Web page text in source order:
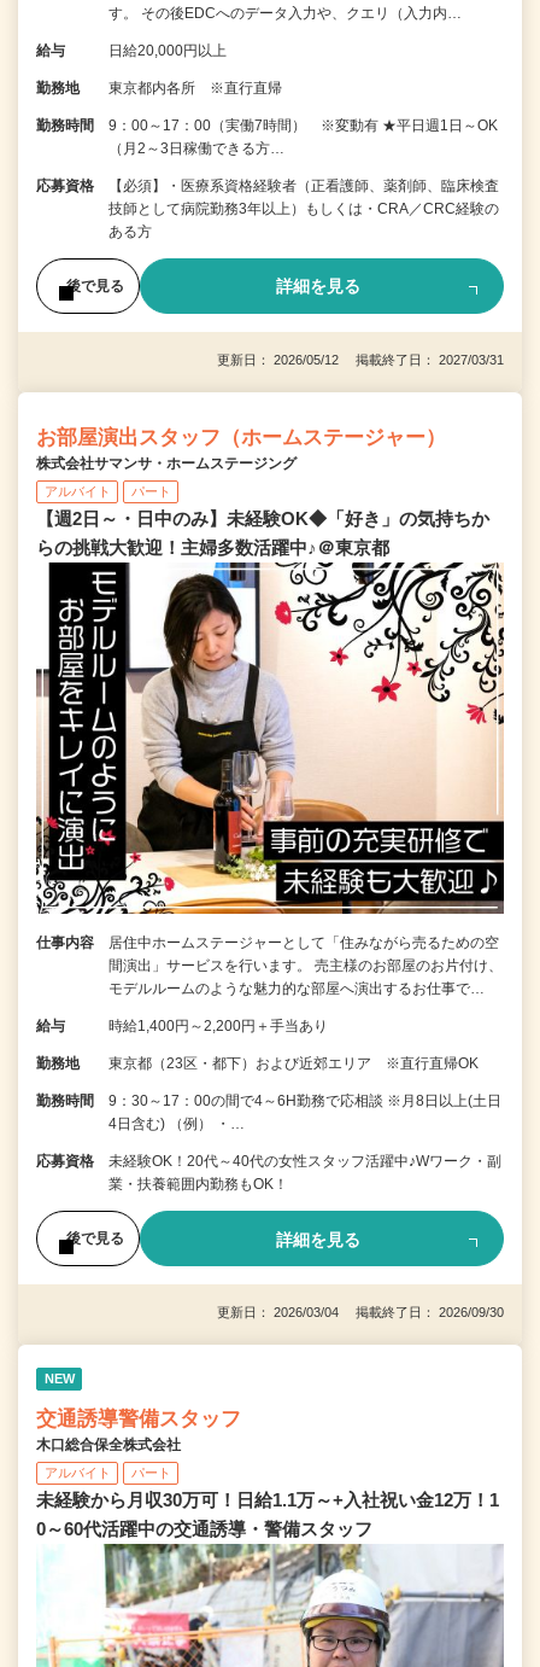
す。 その後EDCへのデータ入力や、クエリ（入力内…
給与 日給20,000円以上
勤務地 東京都内各所 ※直行直帰
勤務時間
9：00～17：00（実働7時間） ※変動有 ★平日週1日～OK
（月2～3日稼働できる方…
応募資格
【必須】・医療系資格経験者（正看護師、薬剤師、臨床検査
技師として病院勤務3年以上）もしくは・CRA／CRC経験の
ある方
後で見る 詳細を見る
更新日： 2026/05/12 掲載終了日： 2027/03/31
お部屋演出スタッフ（ホームステージャー）
株式会社サマンサ・ホームステージング
アルバイト パート
【週2日～・日中のみ】未経験OK◆「好き」の気持ちか
らの挑戦大歓迎！主婦多数活躍中♪＠東京都
仕事内容
居住中ホームステージャーとして「住みながら売るための空
間演出」サービスを行います。 売主様のお部屋のお片付け、
モデルルームのような魅力的な部屋へ演出するお仕事で…
給与 時給1,400円～2,200円＋手当あり
勤務地 東京都（23区・都下）および近郊エリア ※直行直帰OK
勤務時間
9：30～17：00の間で4～6H勤務で応相談 ※月8日以上(土日
4日含む) （例） ・…
応募資格
未経験OK！20代～40代の女性スタッフ活躍中♪Wワーク・副
業・扶養範囲内勤務もOK！
後で見る 詳細を見る
更新日： 2026/03/04 掲載終了日： 2026/09/30
NEW
交通誘導警備スタッフ
木口総合保全株式会社
アルバイト パート
未経験から月収30万可！日給1.1万～+入社祝い金12万！1
0～60代活躍中の交通誘導・警備スタッフ